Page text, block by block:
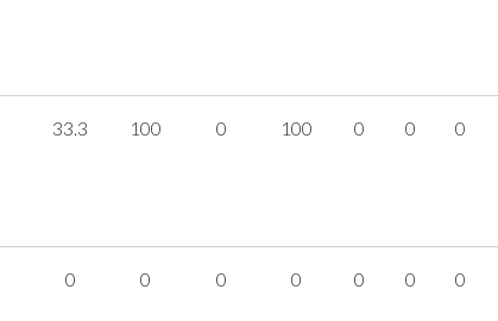
33.3 100 0 100 0 0 0
0 0 0 0 0 0 0